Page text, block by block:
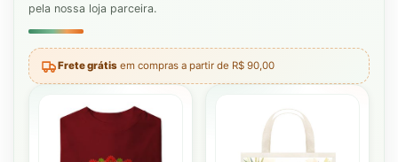
pela nossa loja parceira.
Frete grátis em compras a partir de R$ 90,00